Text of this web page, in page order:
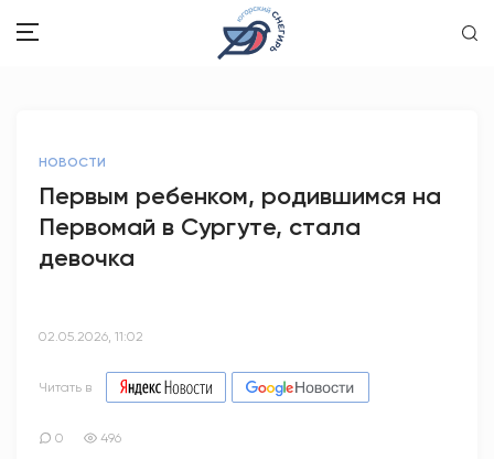
ОБРАЗОВАНИЕ
СПОРТ
НОВОСТИ
Первым ребенком, родившимся на
Первомай в Сургуте, стала
девочка
02.05.2026, 11:02
Читать в
0 496